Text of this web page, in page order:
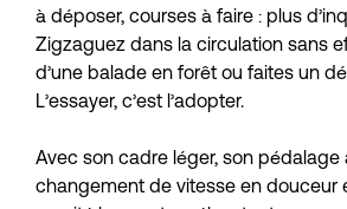
à déposer, courses à faire : plus
Zigzaguez dans la circulation sans
d’une balade en forêt ou faites un
L’essayer, c’est l’adopter.
Avec son cadre léger, son pédalage
changement de vitesse en douceur